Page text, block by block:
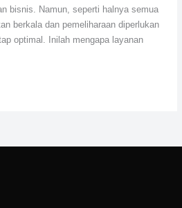
bisnis. Namun, seperti halnya semua
berkala dan pemeliharaan diperlukan
optimal. Inilah mengapa layanan